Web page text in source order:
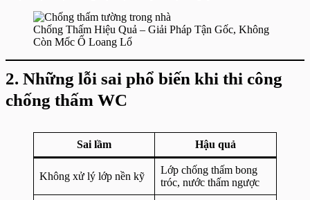
Chống Thấm Hiệu Quả – Giải Pháp Tận Gốc, Không
Còn Mốc Ố Loang Lổ
2. Những lỗi sai phổ biến khi thi công
chống thấm WC
Sai lầm Hậu quả
Không xử lý lớp nền kỹ
Lớp chống thấm bong
tróc, nước thấm ngược